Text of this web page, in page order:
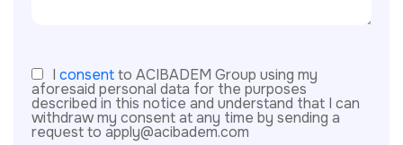
I consentto ACIBADEM Group using my
aforesaid personal data for the purposes
described in this notice and understand that I can
withdraw my consent at any time by sending a
request to apply@acibadem.com